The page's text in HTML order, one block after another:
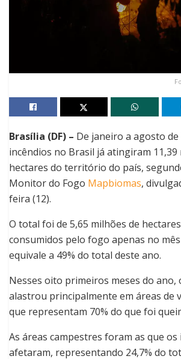
Brasília (DF) – De janeiro a agosto de
incêndios no Brasil já atingiram 11,39
hectares do território do país,
Monitor do Fogo Mapbiomas,
feira (12).
O total foi de 5,65 milhões de
consumidos pelo fogo apenas no
equivale a 49% do total deste ano.
Nesses oito primeiros meses do ano,
alastrou principalmente em áreas de
que representam 70% do que foi
As áreas campestres foram as que os
afetaram, representando 24,7% do